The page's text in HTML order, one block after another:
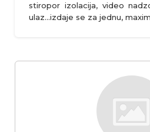
stiropor izolacija, video
ulaz...izdaje se za jednu,